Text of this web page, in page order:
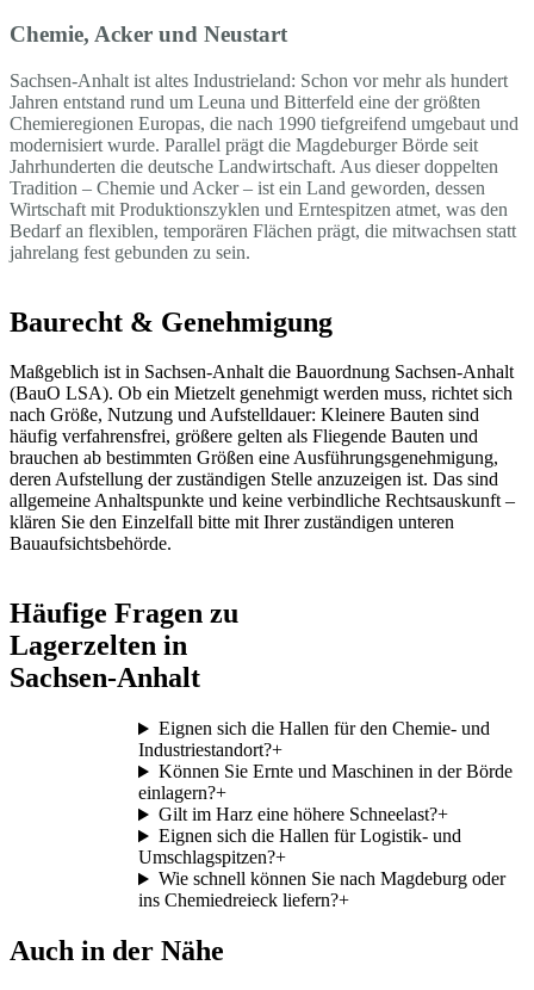
Chemie, Acker und Neustart
Sachsen-Anhalt ist altes Industrieland: Schon vor mehr als hundert
Jahren entstand rund um Leuna und Bitterfeld eine der größten
Chemieregionen Europas, die nach 1990 tiefgreifend umgebaut und
modernisiert wurde. Parallel prägt die Magdeburger Börde seit
Jahrhunderten die deutsche Landwirtschaft. Aus dieser doppelten
Tradition – Chemie und Acker – ist ein Land geworden, dessen
Wirtschaft mit Produktionszyklen und Erntespitzen atmet, was den
Bedarf an flexiblen, temporären Flächen prägt, die mitwachsen statt
jahrelang fest gebunden zu sein.
Baurecht & Genehmigung
Maßgeblich ist in Sachsen-Anhalt die Bauordnung Sachsen-Anhalt
(BauO LSA). Ob ein Mietzelt genehmigt werden muss, richtet sich
nach Größe, Nutzung und Aufstelldauer: Kleinere Bauten sind
häufig verfahrensfrei, größere gelten als Fliegende Bauten und
brauchen ab bestimmten Größen eine Ausführungsgenehmigung,
deren Aufstellung der zuständigen Stelle anzuzeigen ist. Das sind
allgemeine Anhaltspunkte und keine verbindliche Rechtsauskunft –
klären Sie den Einzelfall bitte mit Ihrer zuständigen unteren
Bauaufsichtsbehörde.
Häufige Fragen zu
Lagerzelten in
Sachsen-Anhalt
Eignen sich die Hallen für den Chemie- und
Industriestandort?+
Können Sie Ernte und Maschinen in der Börde
einlagern?+
Gilt im Harz eine höhere Schneelast?+
Eignen sich die Hallen für Logistik- und
Umschlagspitzen?+
Wie schnell können Sie nach Magdeburg oder
ins Chemiedreieck liefern?+
Auch in der Nähe